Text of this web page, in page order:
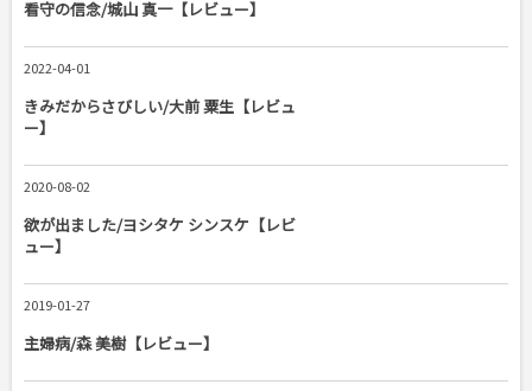
看守の信念/城山 真一【レビュー】
2022-04-01
きみだからさびしい/大前 粟生【レビュ
ー】
2020-08-02
欲が出ました/ヨシタケ シンスケ【レビ
ュー】
2019-01-27
主婦病/森 美樹【レビュー】